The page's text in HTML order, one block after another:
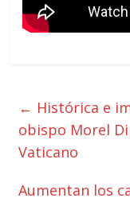
← Histórica e
obispo Morel
Vaticano
Aumentan los